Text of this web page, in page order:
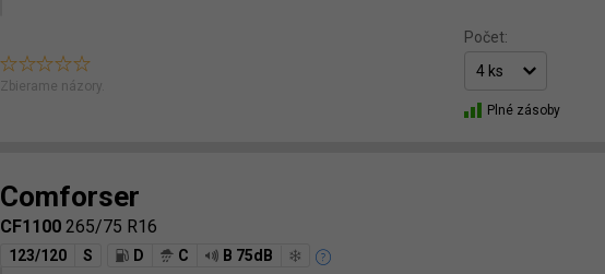
Zbierame názory.
Počet:
Plné zásoby
Comforser
CF1100 265/75 R16
123/120 S D C B 75dB